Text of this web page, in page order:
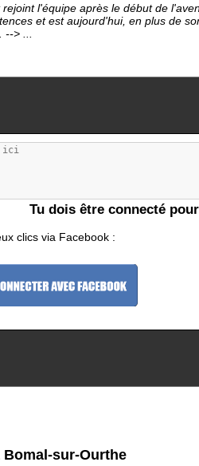
l'équipe après le début de
et est aujourd'hui, en plus de
> ...
Tu dois être connecté
clics via Facebook :
Bomal-sur-Ourthe